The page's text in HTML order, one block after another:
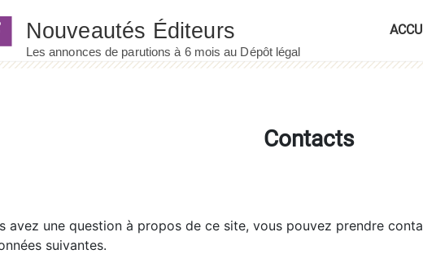
Contacts
avez une question à propos de ce site, vous pouvez prendre
suivantes.